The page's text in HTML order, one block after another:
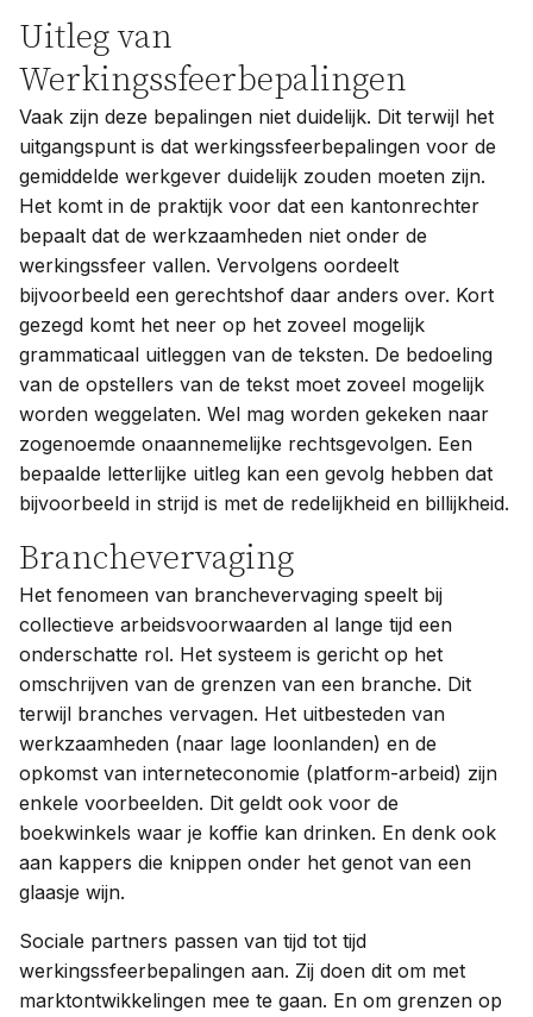
Uitleg van
Werkingssfeerbepalingen
Vaak zijn deze bepalingen niet duidelijk. Dit terwijl het
uitgangspunt is dat werkingssfeerbepalingen voor de
gemiddelde werkgever duidelijk zouden moeten zijn.
Het komt in de praktijk voor dat een kantonrechter
bepaalt dat de werkzaamheden niet onder de
werkingssfeer vallen. Vervolgens oordeelt
bijvoorbeeld een gerechtshof daar anders over. Kort
gezegd komt het neer op het zoveel mogelijk
grammaticaal uitleggen van de teksten. De bedoeling
van de opstellers van de tekst moet zoveel mogelijk
worden weggelaten. Wel mag worden gekeken naar
zogenoemde onaannemelijke rechtsgevolgen. Een
bepaalde letterlijke uitleg kan een gevolg hebben dat
bijvoorbeeld in strijd is met de redelijkheid en billijkheid.
Branchevervaging
Het fenomeen van branchevervaging speelt bij
collectieve arbeidsvoorwaarden al lange tijd een
onderschatte rol. Het systeem is gericht op het
omschrijven van de grenzen van een branche. Dit
terwijl branches vervagen. Het uitbesteden van
werkzaamheden (naar lage loonlanden) en de
opkomst van interneteconomie (platform-arbeid) zijn
enkele voorbeelden. Dit geldt ook voor de
boekwinkels waar je koffie kan drinken. En denk ook
aan kappers die knippen onder het genot van een
glaasje wijn.
Sociale partners passen van tijd tot tijd
werkingssfeerbepalingen aan. Zij doen dit om met
marktontwikkelingen mee te gaan. En om grenzen op